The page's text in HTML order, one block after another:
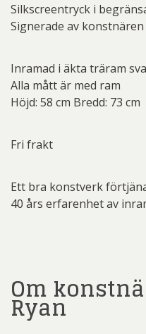
Silkscreentryck i
Signerade av konstnären
Inramad i äkta träram
Alla mått är med ram
Höjd: 58 cm Bredd: 73 cm
Fri frakt
Ett bra konstverk
40 års erfarenhet av
Om
Ryan